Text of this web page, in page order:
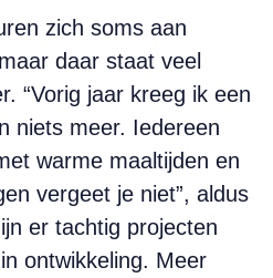
zich soms aan
daar staat veel
­“Vorig jaar kreeg ik een
niets meer. Iedereen
warme maaltijden en
vergeet je niet”, ­aldus
er ­tachtig projecten
ontwikkeling. Meer